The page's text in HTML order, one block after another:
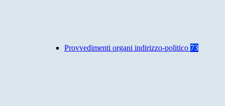
Provvedimenti organi indirizzo-politico 73